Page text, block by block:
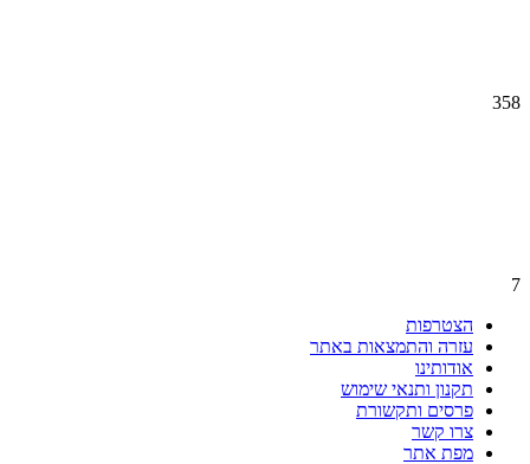
358
7
הצטרפות
עזרה והתמצאות באתר
אודותינו
תקנון ותנאי שימוש
פרסים ותקשורת
צרו קשר
מפת אתר